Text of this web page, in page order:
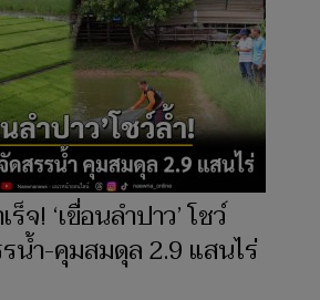
จ! ‘เขื่อนลำปาว’ โชว์
น้ำ-คุมสมดุล 2.9 แสนไร่